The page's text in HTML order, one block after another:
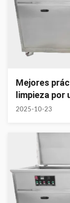
Mejores
limpieza
automotrices
2025-10-23